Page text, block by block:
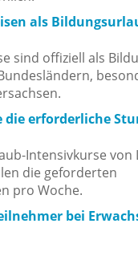
als
sind offiziell als
die erforderliche
Intensivkurse von
die geforderten
pro Woche.
bei